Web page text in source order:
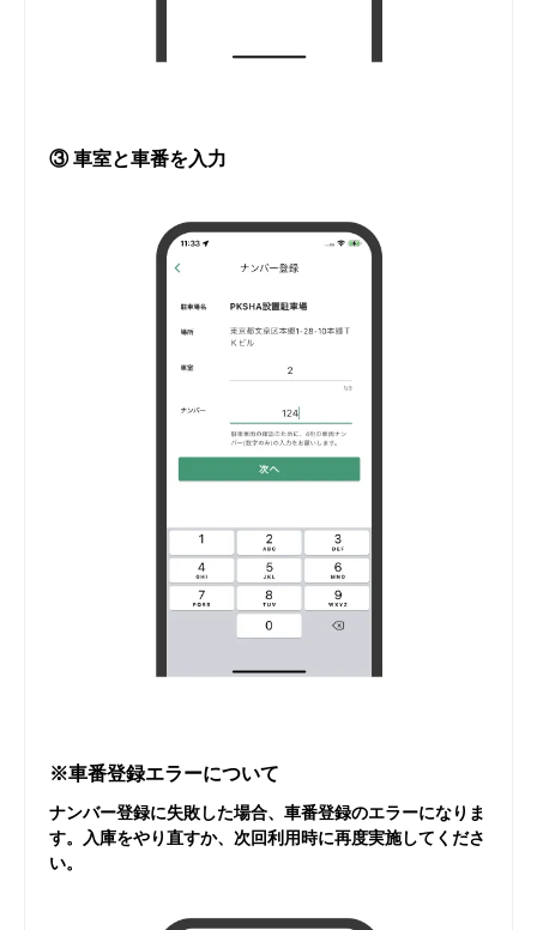
③ 車室と車番を入力
※車番登録エラーについて
ナンバー登録に失敗した場合、車番登録のエラーになりま
す。入庫をやり直すか、次回利用時に再度実施してくださ
い。